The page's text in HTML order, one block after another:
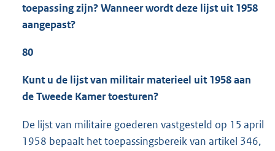
toepassing zijn? Wanneer wordt deze lijst uit 1958
aangepast?
80
Kunt u de lijst van militair materieel uit 1958 aan
de Tweede Kamer toesturen?
De lijst van militaire goederen vastgesteld op 15 april
1958 bepaalt het toepassingsbereik van artikel 346,